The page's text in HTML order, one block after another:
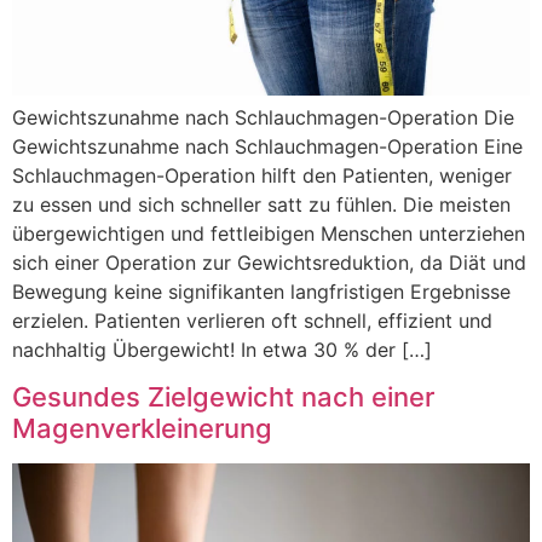
Gewichtszunahme nach Schlauchmagen-Operation Die
Gewichtszunahme nach Schlauchmagen-Operation Eine
Schlauchmagen-Operation hilft den Patienten, weniger
zu essen und sich schneller satt zu fühlen. Die meisten
übergewichtigen und fettleibigen Menschen unterziehen
sich einer Operation zur Gewichtsreduktion, da Diät und
Bewegung keine signifikanten langfristigen Ergebnisse
erzielen. Patienten verlieren oft schnell, effizient und
nachhaltig Übergewicht! In etwa 30 % der […]
Gesundes Zielgewicht nach einer
Magenverkleinerung